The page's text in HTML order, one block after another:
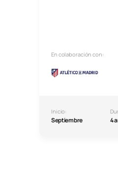
En colaboración con:
Inicio:
Septiembre 4